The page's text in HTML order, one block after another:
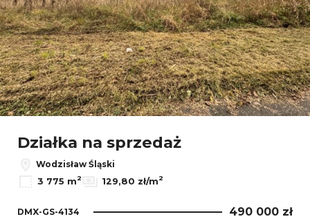
Działka na sprzedaż
Wodzisław Śląski
3 775 m2 129,80 zł/m2
DMX-GS-4134 490 000 zł